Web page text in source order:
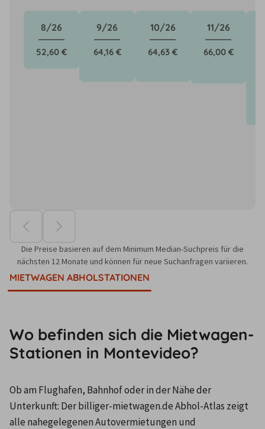
8/26
52,60 €
9/26
64,16 €
10/26
64,63 €
11/26
66,00 €
Die Preise basieren auf dem Minimum Median-Suchpreis für die
nächsten 12 Monate und können für neue Suchanfragen variieren.
MIETWAGEN ABHOLSTATIONEN
Wo befinden sich die Mietwagen-
Stationen in Montevideo?
Ob am Flughafen, Bahnhof oder in der Nähe der
Unterkunft: Der billiger-mietwagen.de Abhol-Atlas zeigt
alle nahegelegenen Autovermietungen und